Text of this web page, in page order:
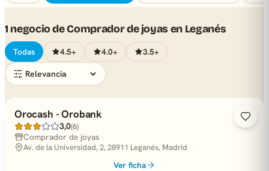
1 negocio de Comprador de joyas en Leganés
Todas 4.5+ 4.0+ 3.5+
Orocash - Orobank
3,0(6)
Comprador de joyas
Av. de la Universidad, 2, 28911 Leganés, Madrid
Ver ficha